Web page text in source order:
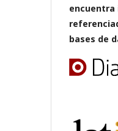
encuentra
bases de